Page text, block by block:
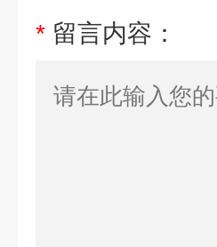
* 留言内容：